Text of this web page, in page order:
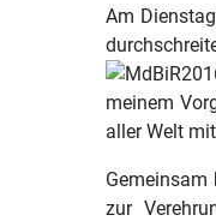
Am
meinem
aller Welt
Gemeinsam
zur